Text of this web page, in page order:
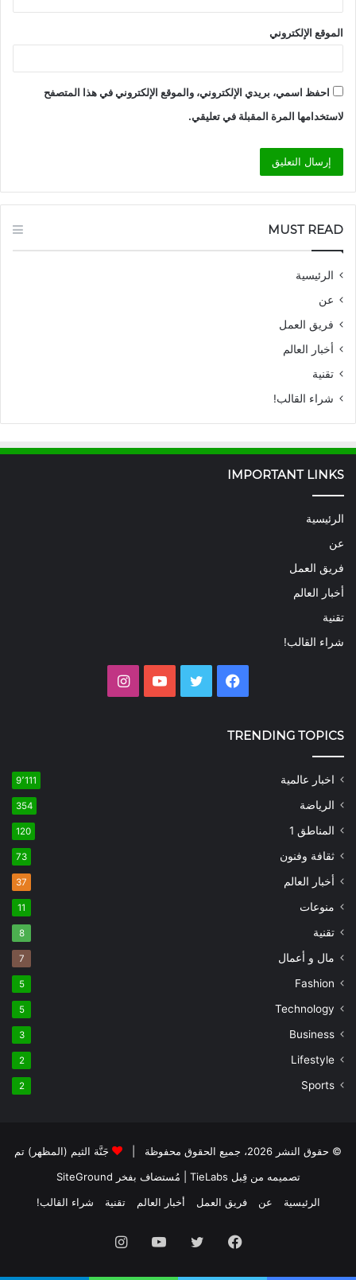
الموقع الإلكتروني
احفظ اسمي، بريدي الإلكتروني، والموقع الإلكتروني في هذا المتصفح
لاستخدامها المرة المقبلة في تعليقي.
MUST READ
الرئيسية
عن
فريق العمل
أخبار العالم
تقنية
شراء القالب!
IMPORTANT LINKS
الرئيسية
عن
فريق العمل
أخبار العالم
تقنية
شراء القالب!
فيسبوك تويتر يوتيوب
TRENDING TOPICS
اخبار عالمية 9٬111
الرياضة 354
المناطق 1 120
ثقافة وفنون 73
أخبار العالم 37
منوعات 11
تقنية 8
مال و أعمال 7
Fashion
5
Technology
5
Business
3
Lifestyle
2
Sports
2
© حقوق النشر 2026، جميع الحقوق محفوظة |
جَنَّة الثيم (المظهر) تم
تصميمه من قِبل TieLabs
| مُستضاف بفخر SiteGround
الرئيسية
عن فريق العمل أخبار العالم تقنية شراء القالب!
فيسبوك تويتر يوتيوب